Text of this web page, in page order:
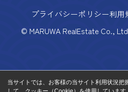
プライバシーポリシー利用
© MARUWA RealEstate Co.,
当サイトでは、お客様の当サイト利用状況把